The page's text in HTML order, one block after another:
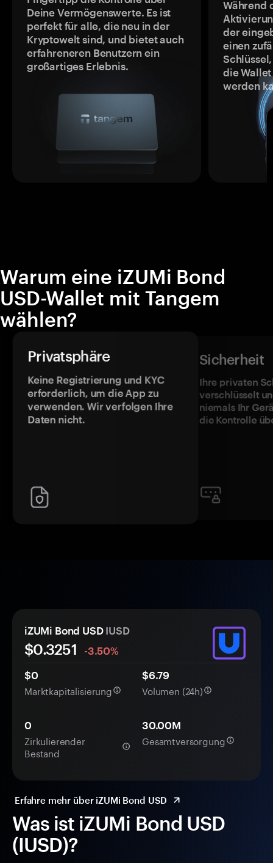
Deine Vermögenswerte. Es ist
perfekt für alle, die neu in der
Kryptowelt sind, und bietet auch
erfahreneren Benutzern ein
großartiges Erlebnis.
Während
der
einen
die
werden
Warum eine iZUMi Bond
USD-Wallet mit Tangem
wählen?
Privatsphäre
Keine Registrierung und KYC
erforderlich, um die App zu
verwenden. Wir verfolgen Ihre
Daten nicht.
Sicherheit
Ihre privaten
verschlüsselt
niemals Ihr
die Kontrolle
Was ist iZUMi Bond USD
(IUSD)?
iZUMi Bond USD IUSD
$0.3251
-3.50%
$0
Marktkapitalisierung
$6.79
Volumen (24h)
0
Zirkulierender
Bestand
30.00M
Gesamtversorgung
Erfahre mehr über iZUMi Bond USD